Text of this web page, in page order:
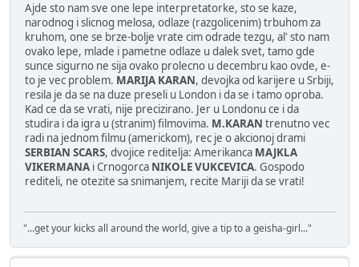
Ajde sto nam sve one lepe interpretatorke, sto se kaze,
narodnog i slicnog melosa, odlaze (razgolicenim) trbuhom za
kruhom, one se brze-bolje vrate cim odrade tezgu, al' sto nam
ovako lepe, mlade i pametne odlaze u dalek svet, tamo gde
sunce sigurno ne sija ovako prolecno u decembru kao ovde, e-
to je vec problem. MARIJA KARAN, devojka od karijere u Srbiji,
resila je da se na duze preseli u London i da se i tamo oproba.
Kad ce da se vrati, nije precizirano. Jer u Londonu ce i da
studira i da igra u (stranim) filmovima. M.KARAN trenutno vec
radi na jednom filmu (americkom), rec je o akcionoj drami
SERBIAN SCARS, dvojice reditelja: Amerikanca MAJKLA
VIKERMANA i Crnogorca NIKOLE VUKCEVICA. Gospodo
rediteli, ne otezite sa snimanjem, recite Mariji da se vrati!
"...get your kicks all around the world, give a tip to a geisha-girl..."